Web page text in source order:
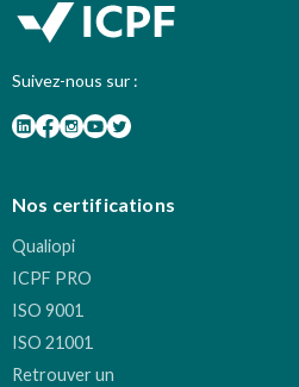
Suivez-nous sur :
Nos certifications
Qualiopi
ICPF PRO
ISO 9001
ISO 21001
Retrouver un